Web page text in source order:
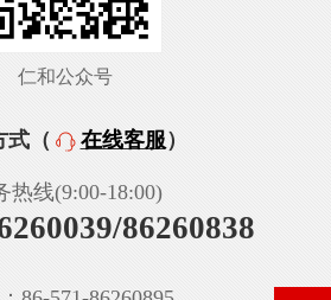
仁和公众号
式（ 在线客服）
热线(9:00-18:00)
86260838